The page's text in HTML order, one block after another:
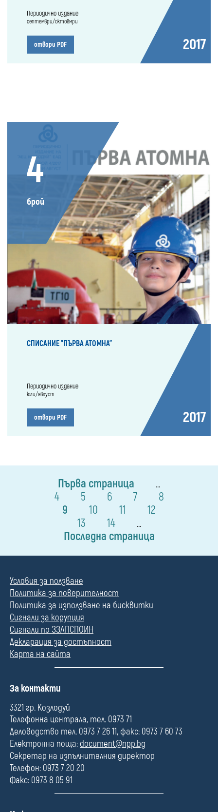
Периодично издание
септември/октовмри
отвори PDF 2017
4
брой
СПИСАНИЕ "ПЪРВА АТОМНА"
Периодично издание
юли/август
отвори PDF 2017
Първа страница ...
4 5 6 7
8
9
10 11
12
13
14 ...
Последна страница
Условия за ползване
Политика за поверителност
Политика за използване на бисквитки
Сигнали за корупция
Сигнали по ЗЗЛПСПОИН
Декларация за достъпност
Карта на сайта
П
л
е
За контакти
3321 гр. Козлодуй
Телефонна централа, тел. 0973 71
Деловодство тел. 0973 7 26 11, факс: 0973 7 60 73
Електронна поща: document@npp.bg
Секретар на изпълнителния директор
Телефон: 0973 7 20 20
Факс: 0973 8 05 91